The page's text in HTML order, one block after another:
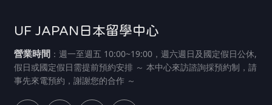
UF JAPAN日本留學中心
營業時間：週一至週五 10:00~19:00，週六週日及國定假日公休,
假日或國定假日需提前預約安排 ～ 本中心來訪諮詢採預約制，請
事先來電預約，謝謝您的合作 ～